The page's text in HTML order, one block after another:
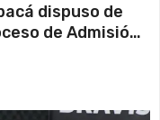
dispuso de
de Admisión